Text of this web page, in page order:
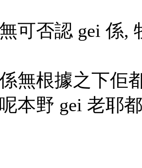
可否認 gei 係,
無根據之下佢
本野 gei 老耶